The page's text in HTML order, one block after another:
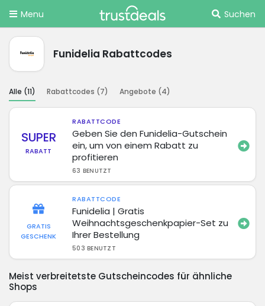
Menu Suchen
Funidelia Rabattcodes
Alle (11) Rabattcodes (7) Angebote (4)
SUPER
RABATT
RABATTCODE
Geben Sie den Funidelia-Gutschein
ein, um von einem Rabatt zu
profitieren
63 BENUTZT
GRATIS
GESCHENK
RABATTCODE
Funidelia | Gratis
Weihnachtsgeschenkpapier-Set zu
Ihrer Bestellung
503 BENUTZT
Meist verbreitetste Gutscheincodes für ähnliche
Shops